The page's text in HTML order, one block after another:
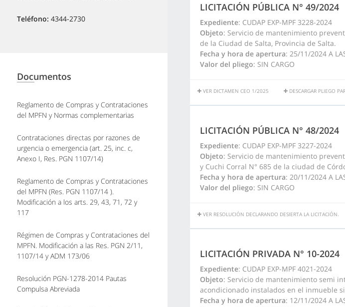
Teléfono: 4344-2730
Documentos
Reglamento de Compras y Contrataciones
del MPFN y Normas complementarias
Contrataciones directas por razones de
urgencia o emergencia (art. 25, inc. c,
Anexo I, Res. PGN 1107/14)
Reglamento de Compras y Contrataciones
del MPFN (Res. PGN 1107/14 ).
Modificación a los arts. 29, 43, 71, 72 y
117
Régimen de Compras y Contrataciones del
MPFN. Modificación a las Res. PGN 2/11,
1107/14 y ADM 173/06
Resolución PGN-1278-2014 Pautas
Compulsa Abreviada
LICITACIÓN PÚBLICA N° 49/2024
Expediente: CUDAP EXP-MPF 3228-2024
Objeto: Servicio de mantenimiento
de la Ciudad de Salta, Provincia de Salta.
Fecha y hora de apertura: 25/11/2024 A
Valor del pliego: SIN CARGO
VER DICTAMEN CEO 1/2025 DESCARGAR PLIEGO
LICITACIÓN PÚBLICA N° 48/2024
Expediente: CUDAP EXP-MPF 3227-2024
Objeto: Servicio de mantenimiento
y Cuchi Corral N° 685 de la ciudad de
Fecha y hora de apertura: 20/11/2024 A
Valor del pliego: SIN CARGO
VER RESOLUCIÓN DECLARANDO DESIERTA LA LICITACIÓN.
LICITACIÓN PRIVADA N° 10-2024
Expediente: CUDAP EXP-MPF 4021-2024
Objeto: Servicio de mantenimiento semi
acondicionado instalados en el inmueble
Fecha y hora de apertura: 12/11/2024 A